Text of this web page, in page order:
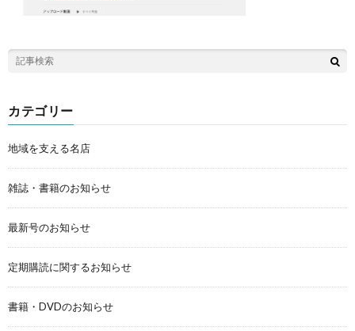
カテゴリー
地域を支える名店
雑誌・書籍のお知らせ
最新号のお知らせ
定期購読に関するお知らせ
書籍・DVDのお知らせ